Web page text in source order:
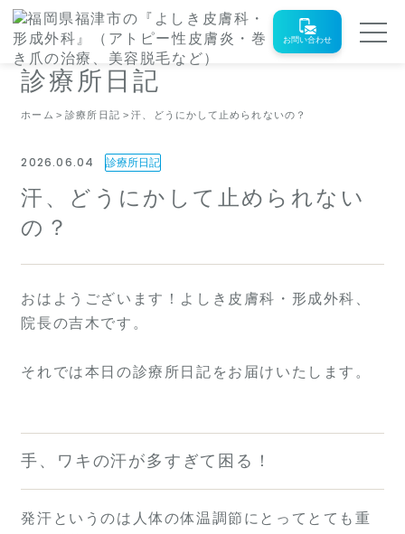
お問い合わせ
診療所日記
ホーム 診療所日記 汗、どうにかして止められないの？
2026.06.04 診療所日記
汗、どうにかして止められない
の？
おはようございます！よしき皮膚科・形成外科、
院長の吉木です。
それでは本日の診療所日記をお届けいたします。
手、ワキの汗が多すぎて困る！
発汗というのは人体の体温調節にとってとても重